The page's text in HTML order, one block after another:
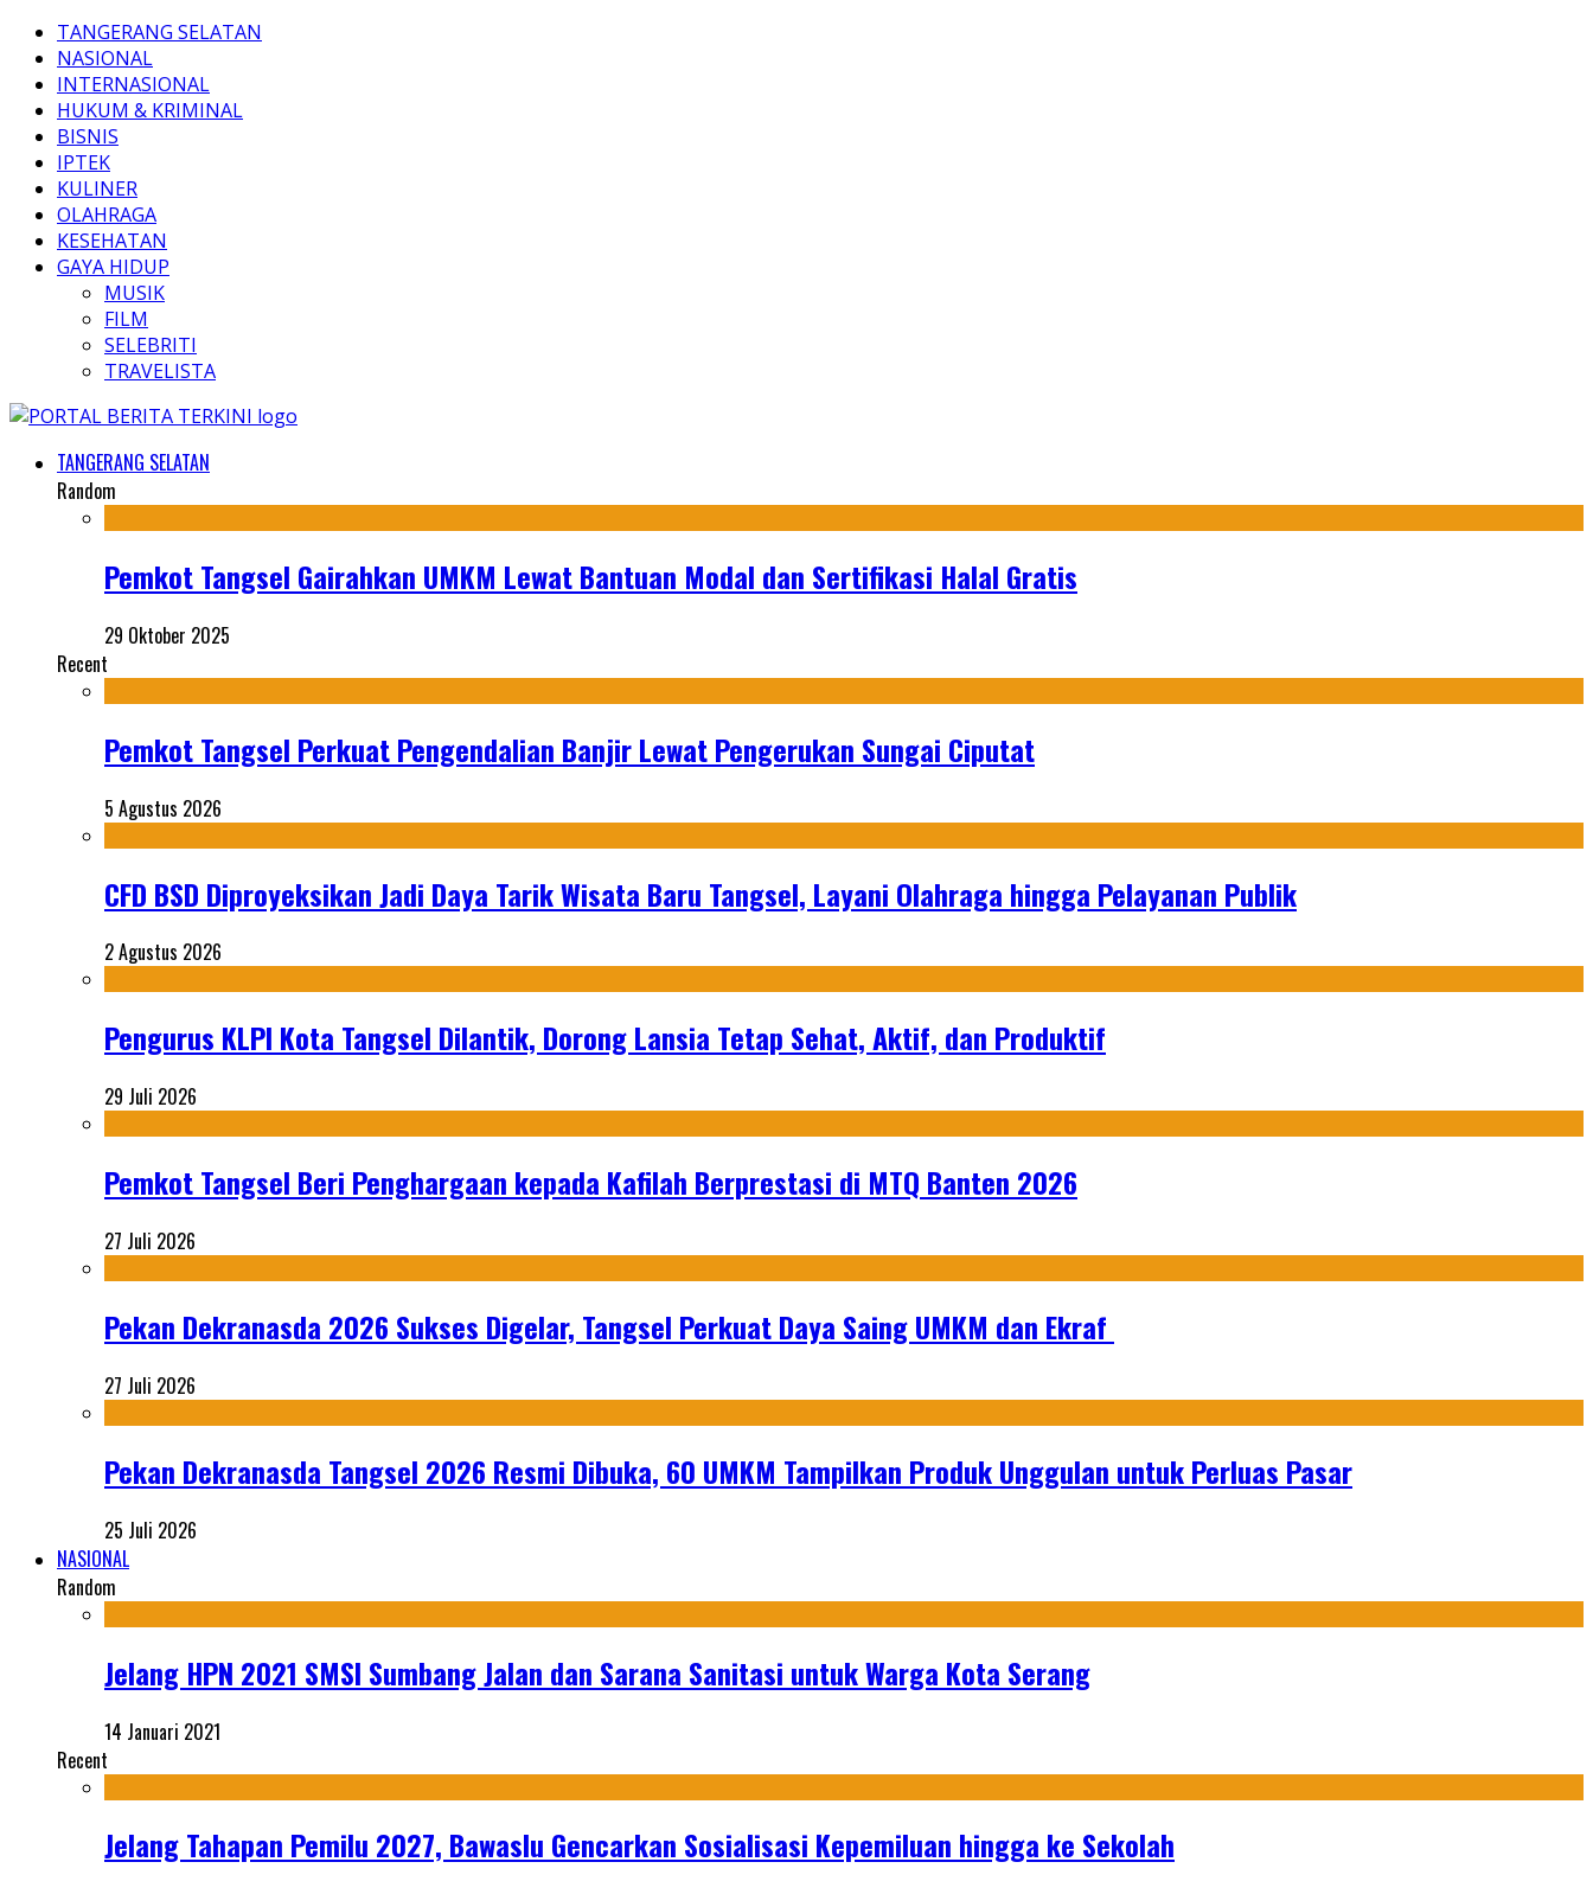
TANGERANG SELATAN
NASIONAL
INTERNASIONAL
HUKUM & KRIMINAL
BISNIS
IPTEK
KULINER
OLAHRAGA
KESEHATAN
GAYA HIDUP
MUSIK
FILM
SELEBRITI
TRAVELISTA
TANGERANG SELATAN
Random
Pemkot Tangsel Gairahkan UMKM Lewat Bantuan Modal dan Sertifikasi Halal Gratis
29 Oktober 2025
Recent
Pemkot Tangsel Perkuat Pengendalian Banjir Lewat Pengerukan Sungai Ciputat
5 Agustus 2026
CFD BSD Diproyeksikan Jadi Daya Tarik Wisata Baru Tangsel, Layani Olahraga hingga Pelayanan Publik
2 Agustus 2026
Pengurus KLPI Kota Tangsel Dilantik, Dorong Lansia Tetap Sehat, Aktif, dan Produktif
29 Juli 2026
Pemkot Tangsel Beri Penghargaan kepada Kafilah Berprestasi di MTQ Banten 2026
27 Juli 2026
Pekan Dekranasda 2026 Sukses Digelar, Tangsel Perkuat Daya Saing UMKM dan Ekraf
27 Juli 2026
Pekan Dekranasda Tangsel 2026 Resmi Dibuka, 60 UMKM Tampilkan Produk Unggulan untuk Perluas Pasar
25 Juli 2026
NASIONAL
Random
Jelang HPN 2021 SMSI Sumbang Jalan dan Sarana Sanitasi untuk Warga Kota Serang
14 Januari 2021
Recent
Jelang Tahapan Pemilu 2027, Bawaslu Gencarkan Sosialisasi Kepemiluan hingga ke Sekolah